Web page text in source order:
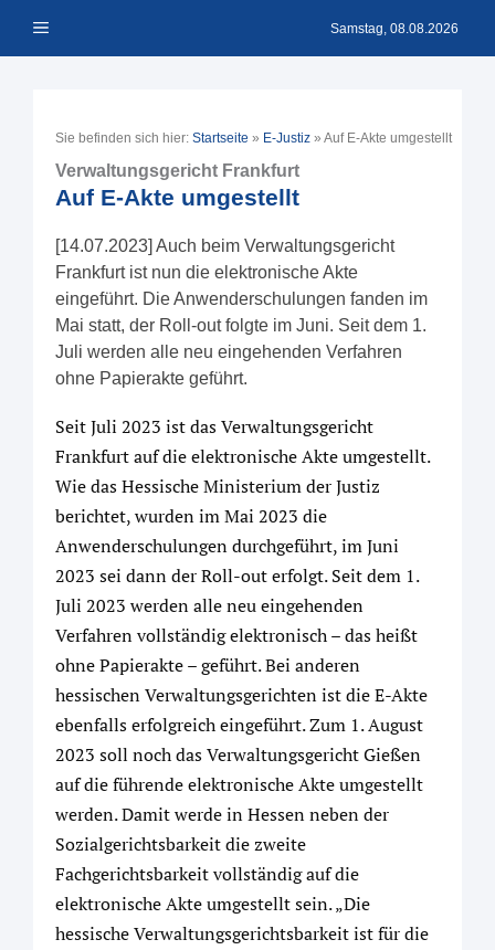
Inhalt Menü Samstag, 08.08.2026
Sie befinden sich hier: Startseite » E-Justiz » Auf E-Akte umgestellt
Verwaltungsgericht Frankfurt
Auf E-Akte umgestellt
[14.07.2023] Auch beim Verwaltungsgericht
Frankfurt ist nun die elektronische Akte
eingeführt. Die Anwenderschulungen fanden im
Mai statt, der Roll-out folgte im Juni. Seit dem 1.
Juli werden alle neu eingehenden Verfahren
ohne Papierakte geführt.
Seit Juli 2023 ist das Verwaltungsgericht
Frankfurt auf die elektronische Akte umgestellt.
Wie das Hessische Ministerium der Justiz
berichtet, wurden im Mai 2023 die
Anwenderschulungen durchgeführt, im Juni
2023 sei dann der Roll-out erfolgt. Seit dem 1.
Juli 2023 werden alle neu eingehenden
Verfahren vollständig elektronisch – das heißt
ohne Papierakte – geführt. Bei anderen
hessischen Verwaltungsgerichten ist die E-Akte
ebenfalls erfolgreich eingeführt. Zum 1. August
2023 soll noch das Verwaltungsgericht Gießen
auf die führende elektronische Akte umgestellt
werden. Damit werde in Hessen neben der
Sozialgerichtsbarkeit die zweite
Fachgerichtsbarkeit vollständig auf die
elektronische Akte umgestellt sein. „Die
hessische Verwaltungsgerichtsbarkeit ist für die